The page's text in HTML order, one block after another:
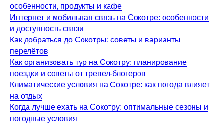
особенности, продукты и кафе
Интернет и мобильная связь на Сокотре: особенности
и доступность связи
Как добраться до Сокотры: советы и варианты
перелётов
Как организовать тур на Сокотру: планирование
поездки и советы от тревел-блогеров
Климатические условия на Сокотре: как погода влияет
на отдых
Когда лучше ехать на Сокотру: оптимальные сезоны и
погодные условия